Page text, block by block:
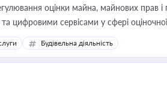
оцінки майна, майнових прав і
цифровими сервісами у сфері
бізнесу, керівника, юриста або
угод і перевірки статусу
Будівельна діяльність